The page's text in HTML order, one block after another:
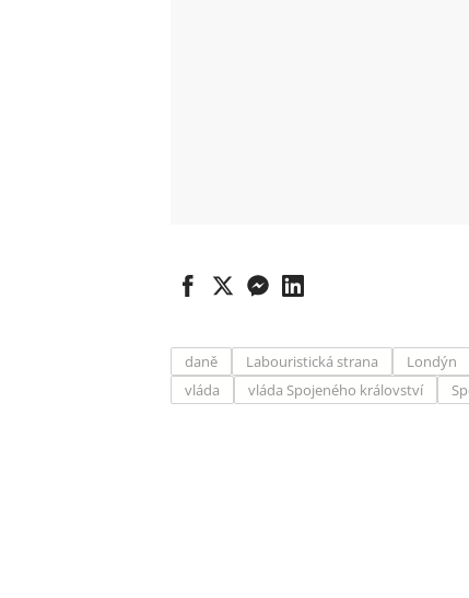
daně Labouristická strana Londýn
vláda
vláda Spojeného království